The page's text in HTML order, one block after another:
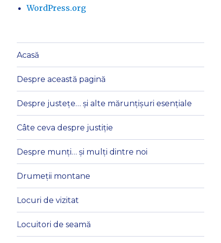
WordPress.org
Acasă
Despre această pagină
Despre justețe… și alte mărunțișuri esențiale
Câte ceva despre justiție
Despre munți… și mulți dintre noi
Drumeții montane
Locuri de vizitat
Locuitori de seamă